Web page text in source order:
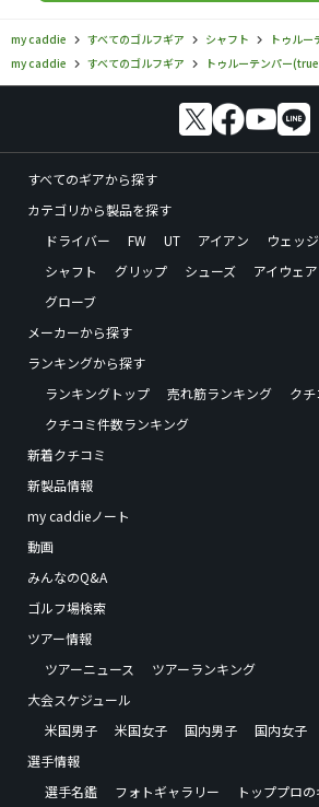
my caddie すべてのゴルフギア シャフト トゥル
my caddie
すべてのゴルフギア トゥルーテンパー
すべてのギアから探す
カテゴリから製品を探す
ドライバー
FW UT アイアン ウェッジ
シャフト
グリップ シューズ アイウェア
グローブ
メーカーから探す
ランキングから探す
ランキングトップ
売れ筋ランキング
ク
クチコミ件数ランキング
新着クチコミ
新製品情報
my caddieノート
動画
みんなのQ&A
ゴルフ場検索
ツアー情報
ツアーニュース
ツアーランキング
大会スケジュール
米国男子
米国女子 国内男子
国内女子
選手情報
選手名鑑
フォトギャラリー トッププロ